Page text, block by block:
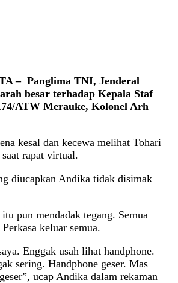
– Panglima TNI, Jenderal
besar terhadap Kepala Staf
ATW Merauke, Kolonel Arh
kesal dan kecewa melihat Tohari
rapat virtual.
diucapkan Andika tidak disimak
pun mendadak tegang. Semua
keluar semua.
Enggak usah lihat handphone.
sering. Handphone geser. Mas
ucap Andika dalam rekaman